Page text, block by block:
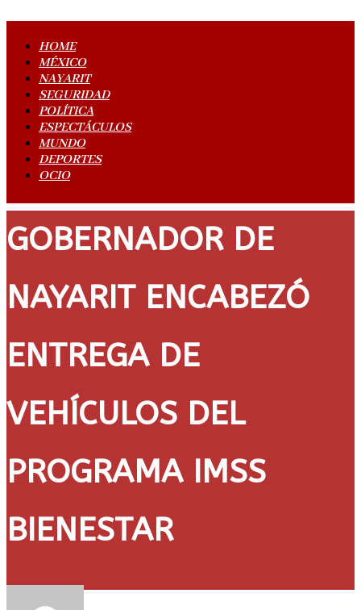
HOME
MÉXICO
NAYARIT
SEGURIDAD
POLÍTICA
ESPECTÁCULOS
MUNDO
DEPORTES
OCIO
GOBERNADOR DE
NAYARIT ENCABEZÓ
ENTREGA DE
VEHÍCULOS DEL
PROGRAMA IMSS
BIENESTAR